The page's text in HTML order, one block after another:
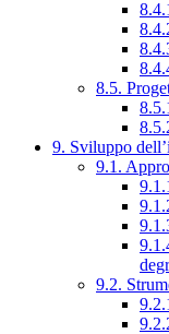
8.5.
9. Sviluppo
9.1.
9.2.